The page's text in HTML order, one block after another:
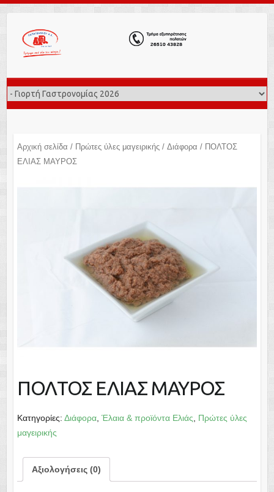
Αρχική σελίδα / Πρώτες ύλες μαγειρικής/ Διάφορα / ΠΟΛΤΟΣ
ΕΛΙΑΣ ΜΑΥΡΟΣ
ΠΟΛΤΟΣ ΕΛΙΑΣ ΜΑΥΡΟΣ
Κατηγορίες: Διάφορα, Έλαια & προϊόντα Ελιάς
Πρώτες ύλες
μαγειρικής
Αξιολογήσεις (0)